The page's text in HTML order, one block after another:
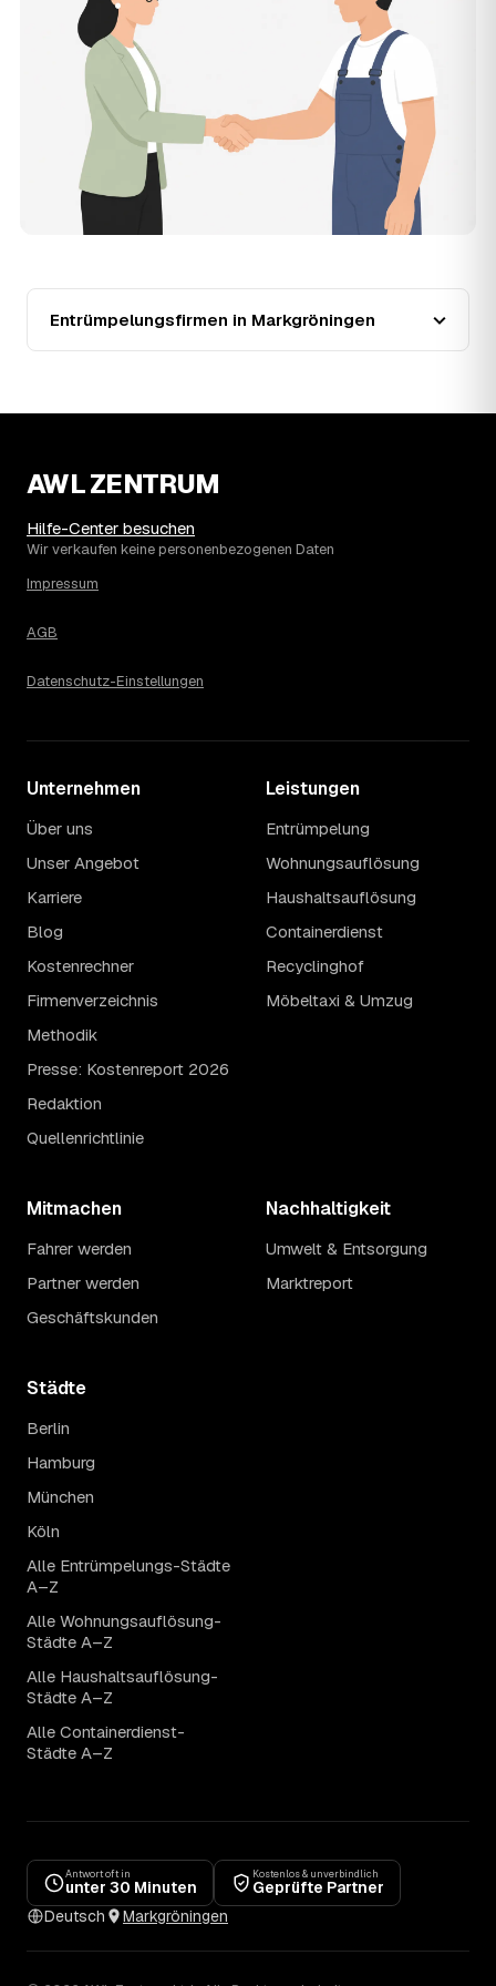
Zusatzkosten: Was vereinbart ist, gilt. Anrechenbare
Wertgegenstände senken den Endpreis zusätzlich.
Was kostet die Anfrage über AWL Zentrum?
Die Anfrage ist kostenlos und unverbindlich. AWL
Zentrum ist Vermittler: Sie schildern einmal, was raus
muss, und erhalten mehrere Festpreis-Angebote geprüfter
Entrümpler aus Markgröningen zum Vergleichen. Bezahlt
wird nur der Entrümpler, den Sie selbst auswählen.
Was kostet die Entrümpelung einer normalen
Wohnung in Markgröningen?
die Kosten in Markgröningen bei etwa 1.840 €, das
entspricht im Schnitt rund 31,7 € je Quadratmeter.
Zugänglichkeit (Etage, Aufzug), Menge und Sperrmüllanteil
verschieben den Preis nach oben oder unten — den
Seit 2020 verlief die Preisentwicklung in Markgröningen
2022. Eine Prognose lässt sich daraus nicht ableiten,
aber die Daten zeigen: Wer frühzeitig anfragt, sichert sich
davon, wie sich der Markt weiterentwickelt.
3.160 € in Markgröningen?
Zugänglichkeit: Ein einzelner Keller oder Dachboden liegt
Etage ohne Aufzug oder viel Sperrmüll eher am oberen.
Sondermüllanteil verschieben den Endpreis. Den genauen
kostenlosen Einschätzung.
Entrümpelungsfirmen in Markgröningen
AWL ZENTRUM
Hilfe-Center besuchen
Wir verkaufen keine personenbezogenen Daten
Impressum
AGB
Datenschutz-Einstellungen
Unternehmen
Über uns
Unser Angebot
Karriere
Blog
Kostenrechner
Firmenverzeichnis
Methodik
Presse: Kostenreport 2026
Redaktion
Quellenrichtlinie
Leistungen
Entrümpelung
Wohnungsauflösung
Haushaltsauflösung
Containerdienst
Recyclinghof
Möbeltaxi & Umzug
Mitmachen
Fahrer werden
Partner werden
Geschäftskunden
Nachhaltigkeit
Umwelt & Entsorgung
Marktreport
Städte
Berlin
Hamburg
München
Köln
Alle Entrümpelungs-Städte
A–Z
Alle Wohnungsauflösung-
Städte A–Z
Alle Haushaltsauflösung-
Städte A–Z
Alle Containerdienst-
Städte A–Z
Antwort oft in
unter 30 Minuten
Kostenlos & unverbindlich
Geprüfte Partner
Deutsch
Markgröningen